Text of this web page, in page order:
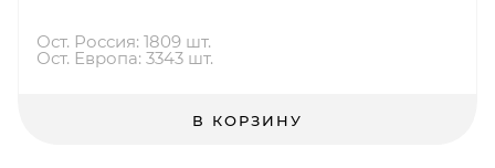
Ост. Россия: 1809 шт.
Ост. Европа: 3343 шт.
В КОРЗИНУ